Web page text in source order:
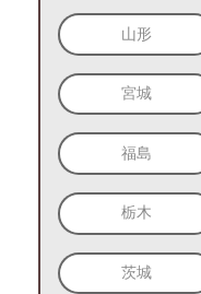
山形
宮城
福島
栃木
茨城